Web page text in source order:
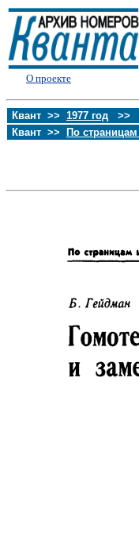
О проекте
Квант >> 1977 год >>
Квант >>
По